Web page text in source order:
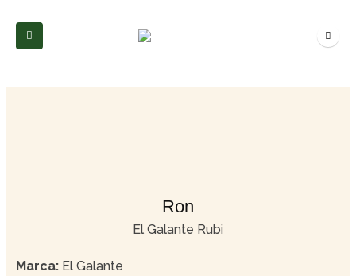
Ron
El Galante Rubi
Marca: El Galante